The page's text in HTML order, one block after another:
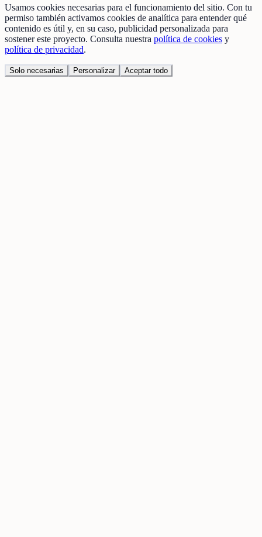
Usamos cookies necesarias para el funcionamiento del sitio. Con tu
permiso también activamos cookies de analítica para entender qué
contenido es útil y, en su caso, publicidad personalizada para
sostener este proyecto. Consulta nuestra política de cookies y
política de privacidad.
Solo necesarias Personalizar Aceptar todo